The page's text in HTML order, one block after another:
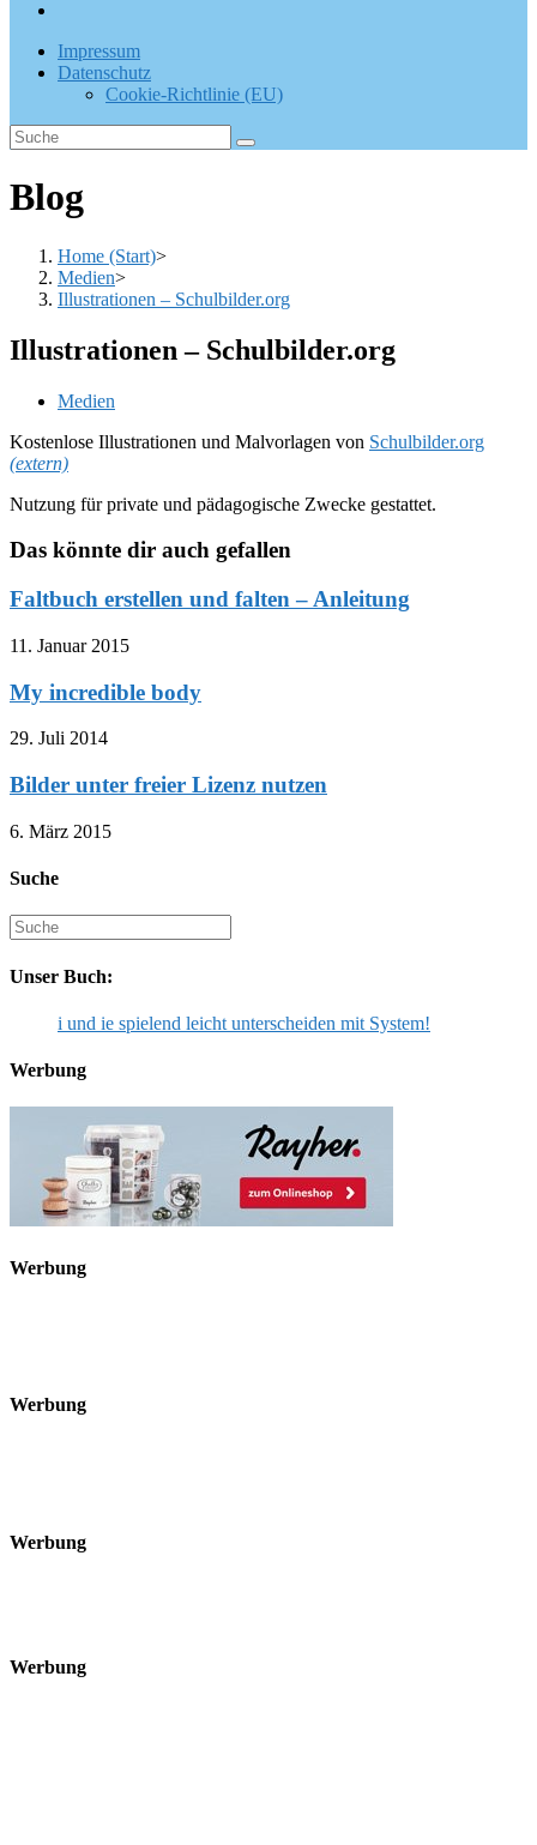
Impressum
Datenschutz
Cookie-Richtlinie (EU)
Blog
Home (Start)>
Medien>
Illustrationen – Schulbilder.org
Illustrationen – Schulbilder.org
Beitrags-
Medien
Kostenlose Illustrationen und Malvorlagen von Schulbilder.org
(extern)
Nutzung für private und pädagogische Zwecke gestattet.
Das könnte dir auch gefallen
Faltbuch erstellen und falten – Anleitung
11. Januar 2015
My incredible body
29. Juli 2014
Bilder unter freier Lizenz nutzen
6. März 2015
Suche
Suche
nach:
Unser Buch:
i und ie spielend leicht unterscheiden mit System!
Werbung
Werbung
Werbung
Werbung
Werbung